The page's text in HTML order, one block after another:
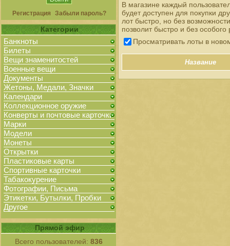
Регистрация Забыли пароль?
Категории
Банкноты
Билеты
Вещи знаменитостей
Военные вещи
Документы
Жетоны, Медали, Значки
Календари
Коллекционное оружие
Конверты и почтовые карточки
Марки
Модели
Монеты
Открытки
Пластиковые карты
Спортивные карточки
Табакокурение
Фотографии, Письма
Этикетки, Бутылки, Пробки
Другое
Прямой эфир
Всего пользователей: 836
В магазине каждый
будет доступен для покупки
лот быстро, но без
позволит быстро и без
Просматривать лоты в
Название